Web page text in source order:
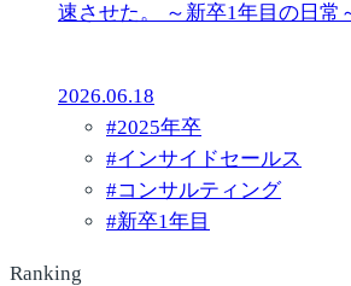
速させた。 ～新卒1年目の日常
2026.06.18
#2025年卒
#インサイドセールス
#コンサルティング
#新卒1年目
Ranking